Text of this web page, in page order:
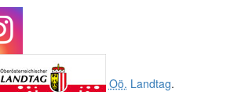
Oö. Landtag.